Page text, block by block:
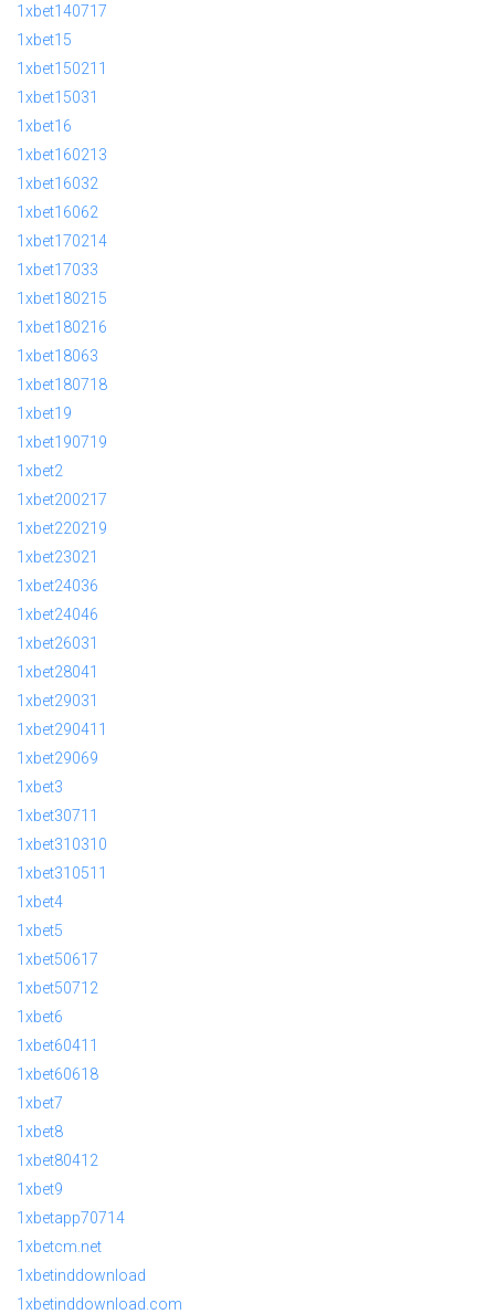
1xbet140717
1xbet15
1xbet150211
1xbet15031
1xbet16
1xbet160213
1xbet16032
1xbet16062
1xbet170214
1xbet17033
1xbet180215
1xbet180216
1xbet18063
1xbet180718
1xbet19
1xbet190719
1xbet2
1xbet200217
1xbet220219
1xbet23021
1xbet24036
1xbet24046
1xbet26031
1xbet28041
1xbet29031
1xbet290411
1xbet29069
1xbet3
1xbet30711
1xbet310310
1xbet310511
1xbet4
1xbet5
1xbet50617
1xbet50712
1xbet6
1xbet60411
1xbet60618
1xbet7
1xbet8
1xbet80412
1xbet9
1xbetapp70714
1xbetcm.net
1xbetinddownload
1xbetinddownload.com